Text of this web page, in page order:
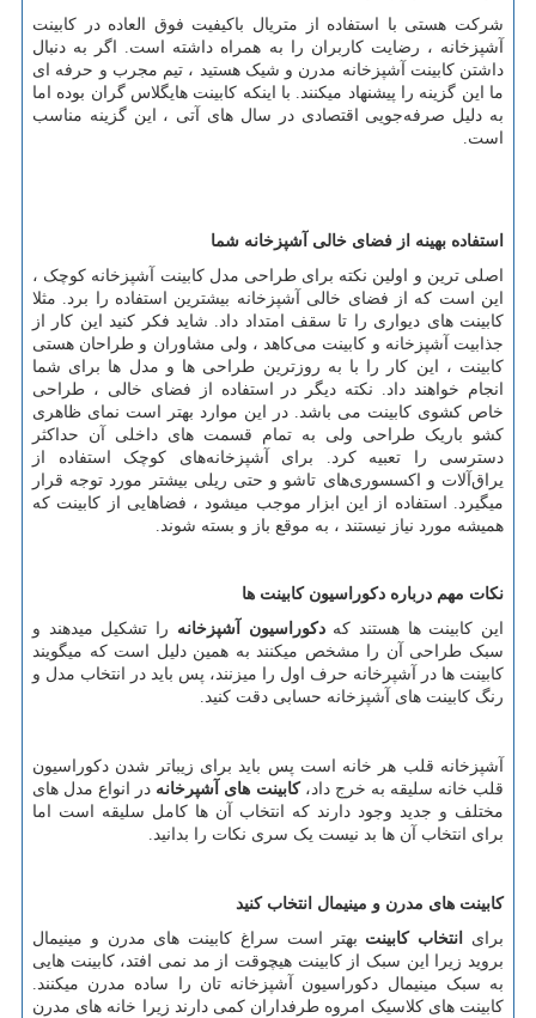
شرکت هستی با استفاده از متریال باکیفیت فوق العاده در کابینت
آشپزخانه ، رضایت کاربران را به همراه داشته است. اگر به دنبال
داشتن کابینت آشپزخانه مدرن و شیک هستید ، تیم مجرب و حرفه ای
ما این گزینه را پیشنهاد میکنند. با اینکه کابینت هایگلاس گران بوده اما
به دلیل صرفه‌جویی اقتصادی در سال های آتی ، این گزینه مناسب
است.
استفاده بهینه از فضای خالی آشپزخانه شما
اصلی ترین و اولین نکته برای طراحی مدل کابینت آشپزخانه کوچک ،
این است که از فضای خالی آشپزخانه بیشترین استفاده را برد. مثلا
کابینت های دیواری را تا سقف امتداد داد. شاید فکر کنید این کار از
جذابیت آشپزخانه و کابینت می‌کاهد ، ولی مشاوران و طراحان هستی
کابینت ، این کار را با به روزترین طراحی‌ ها و مدل ‌ها برای شما
انجام خواهند داد. نکته دیگر در استفاده از فضای خالی ، طراحی
خاص کشوی کابینت می ‌باشد. در این موارد بهتر است نمای ظاهری
کشو باریک طراحی ولی به تمام قسمت های داخلی آن حداکثر
دسترسی را تعبیه کرد. برای آشپزخانه‌های کوچک استفاده از
یراق‌آلات و اکسسوری‌های تاشو و حتی ریلی بیشتر مورد توجه قرار
میگیرد. استفاده از این ابزار موجب میشود ، فضاهایی از کابینت که
همیشه مورد نیاز نیستند ، به موقع باز و بسته شوند.
نکات مهم درباره دکوراسیون کابینت ها
این کابینت ها هستند کهدکوراسیون آشپزخانه را تشکیل میدهند و
سبک طراحی آن را مشخص میکنند به همین دلیل است که میگویند
کابینت ها در آشپرخانه حرف اول را میزنند، پس باید در انتخاب مدل و
رنگ کابینت های آشپزخانه حسابی دقت کنید.
آشپزخانه قلب هر خانه است پس باید برای زیباتر شدن دکوراسیون
قلب خانه سلیقه به خرج داد،کابینت های آشپرخانه در انواع مدل های
مختلف و جدید وجود دارند که انتخاب آن ها کامل سلیقه است اما
برای انتخاب آن ها بد نیست یک سری نکات را بدانید.
کابینت های مدرن و مینیمال انتخاب کنید
برای
انتخاب کابینت بهتر است سراغ کابینت های مدرن و مینیمال
بروید زیرا این سبک از کابینت هیچوقت از مد نمی افتد، کابینت هایی
به سبک مینیمال دکوراسیون آشپزخانه تان را ساده مدرن میکنند.
کابینت های کلاسیک امروه طرفداران کمی دارند زیرا خانه های مدرن